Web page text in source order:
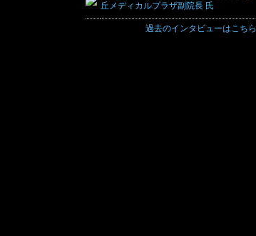
丘メディカルプラザ副院長 氏
過去のインタビューはこちら